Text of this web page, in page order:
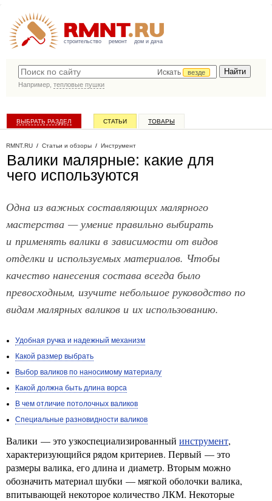
строительство ремонт дом и дача
Искать
везде
Например, тепловые пушки
ВЫБРАТЬ РАЗДЕЛ СТАТЬИ ТОВАРЫ
RMNT.RU / Статьи и обзоры / Инструмент
Валики малярные: какие для
чего используются
Одна из важных составляющих малярного
мастерства — умение правильно выбирать
и применять валики в зависимости от видов
отделки и используемых материалов. Чтобы
качество нанесения состава всегда было
превосходным, изучите небольшое руководство по
видам малярных валиков и их использованию.
Удобная ручка и надежный механизм
Какой размер выбрать
Выбор валиков по наносимому материалу
Какой должна быть длина ворса
В чем отличие потолочных валиков
Специальные разновидности валиков
Валики — это узкоспециализированный инструмент,
характеризующийся рядом критериев. Первый — это
размеры валика, его длина и диаметр. Вторым можно
обозначить материал шубки — мягкой оболочки валика,
впитывающей некоторое количество ЛКМ. Некоторые